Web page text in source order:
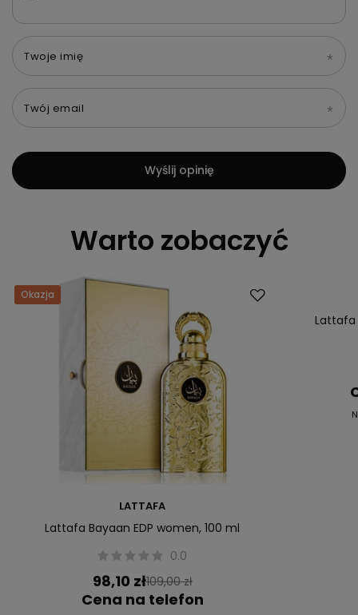
Twoje imię
Twój email
Wyślij opinię
Warto zobaczyć
Okazja
LATTAFA
Lattafa Bayaan EDP women, 100 ml
0.0
98,10 zł109,00 zł
Cena na telefon
Lattafa